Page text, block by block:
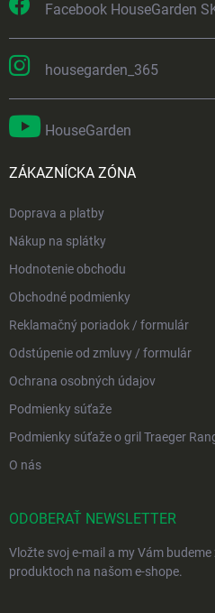
Facebook HouseGarden
housegarden_365
HouseGarden
ZÁKAZNÍCKA ZÓNA
Doprava a platby
Nákup na splátky
Hodnotenie obchodu
Obchodné podmienky
Reklamačný poriadok / formulár
Odstúpenie od zmluvy / formulár
Ochrana osobných údajov
Podmienky súťaže
Podmienky súťaže o gril Traeger
O nás
ODOBERAŤ NEWSLETTER
Vložte svoj e-mail a my Vám
produktoch na našom e-shope.